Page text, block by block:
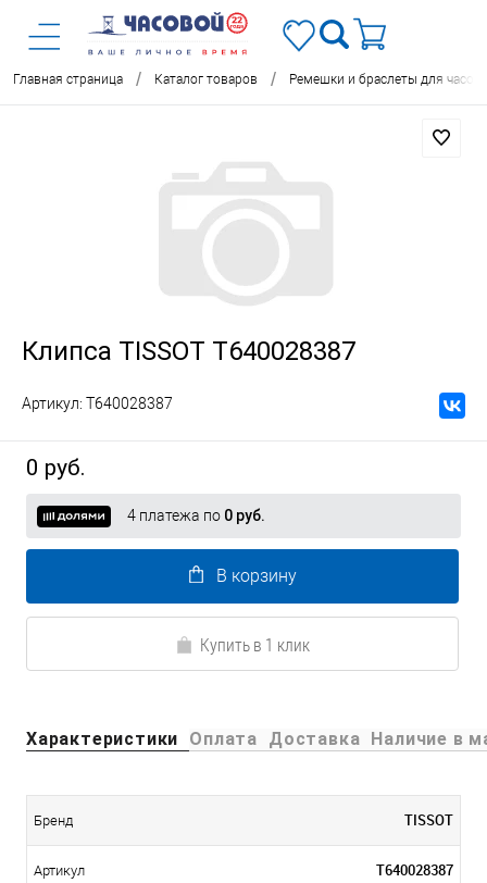
Главная страница / Каталог товаров / Ремешки и браслеты для часов
Клипса TISSOT T640028387
Артикул: T640028387
0 руб.
4 платежа по 0 руб.
В корзину
Купить в 1 клик
Характеристики Оплата Доставка Наличие в
Бренд TISSOT
Артикул T640028387